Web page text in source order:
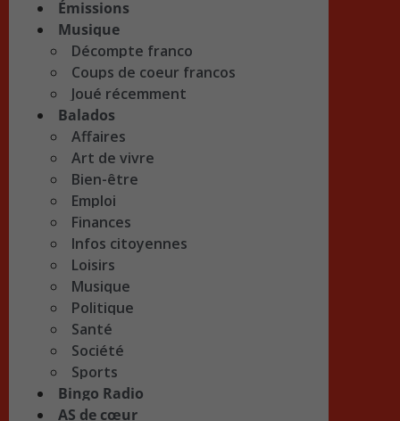
Émissions
Musique
Décompte franco
Coups de coeur francos
Joué récemment
Balados
Affaires
Art de vivre
Bien-être
Emploi
Finances
Infos citoyennes
Loisirs
Musique
Politique
Santé
Société
Sports
Bingo Radio
AS de cœur